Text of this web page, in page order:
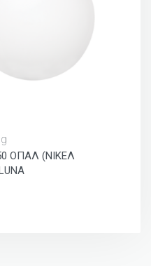
ΟΠΑΛ (ΝΙΚΕΛ